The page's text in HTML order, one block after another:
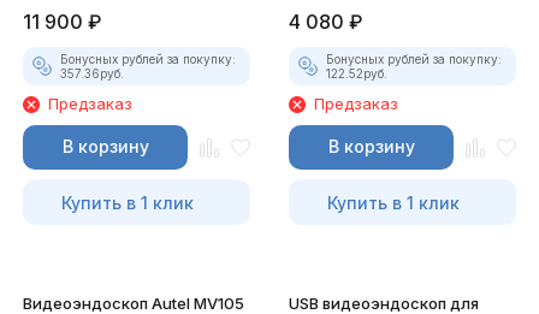
11 900 ₽
Бонусных рублей за покупку:
357.36руб.
Предзаказ
В корзину
Купить в 1 клик
4 080 ₽
Бонусных рублей за покупку:
122.52руб.
Предзаказ
В корзину
Купить в 1 клик
Видеоэндоскоп Autel MV105
USB видеоэндоскоп для